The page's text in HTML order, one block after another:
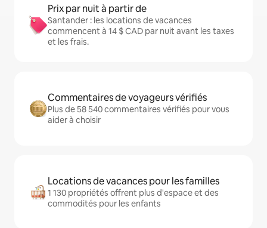
Prix par nuit à partir de
Santander : les locations de vacances
commencent à 14 $ CAD par nuit avant les taxes
et les frais.
Commentaires de voyageurs vérifiés
Plus de 58 540 commentaires vérifiés pour vous
aider à choisir
Locations de vacances pour les familles
1 130 propriétés offrent plus d'espace et des
commodités pour les enfants